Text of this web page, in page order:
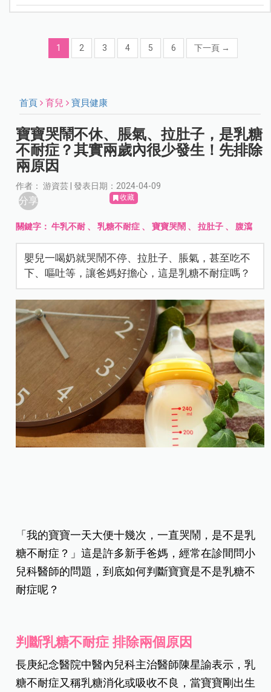
1 2 3 4 5 6 下一頁 →
首頁 育兒 寶貝健康
寶寶哭鬧不休、脹氣、拉肚子，是乳糖
不耐症？其實兩歲內很少發生！先排除
兩原因
作者： 游資芸 | 發表日期：2024-04-09
分享 收藏
關鍵字：牛乳不耐 、乳糖不耐症 、寶寶哭鬧 、拉肚子 、 腹瀉
嬰兒一喝奶就哭鬧不停、拉肚子、脹氣，甚至吃不
下、嘔吐等，讓爸媽好擔心，這是乳糖不耐症嗎？
「我的寶寶一天大便十幾次，一直哭鬧，是不是乳
糖不耐症？」這是許多新手爸媽，經常在診間問小
兒科醫師的問題，到底如何判斷寶寶是不是乳糖不
耐症呢？
判斷乳糖不耐症排除兩個原因
長庚紀念醫院中醫內兒科主治醫師陳星諭表示，乳
糖不耐症又稱乳糖消化或吸收不良，當寶寶剛出生